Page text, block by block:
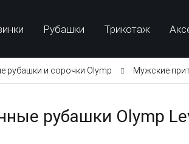
Рубашки Трикотаж
рубашки и сорочки Olymp Мужские
рубашки Olymp